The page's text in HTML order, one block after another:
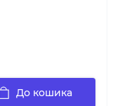
До кошика